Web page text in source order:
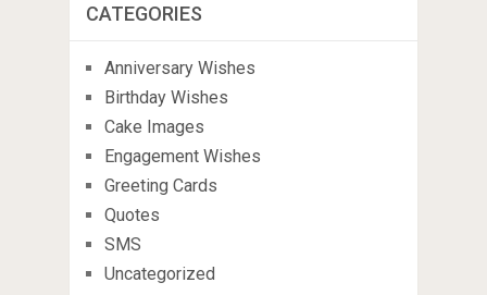
CATEGORIES
Anniversary Wishes
Birthday Wishes
Cake Images
Engagement Wishes
Greeting Cards
Quotes
SMS
Uncategorized